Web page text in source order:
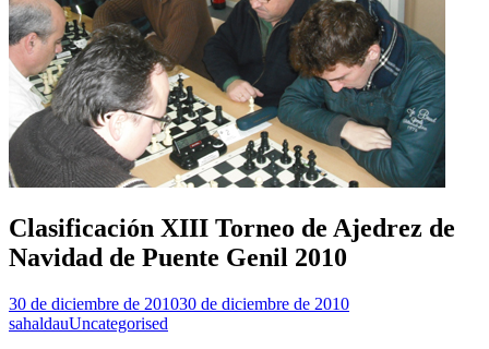
Clasificación XIII Torneo de Ajedrez de
Navidad de Puente Genil 2010
30 de diciembre de 201030 de diciembre de 2010
sahaldauUncategorised